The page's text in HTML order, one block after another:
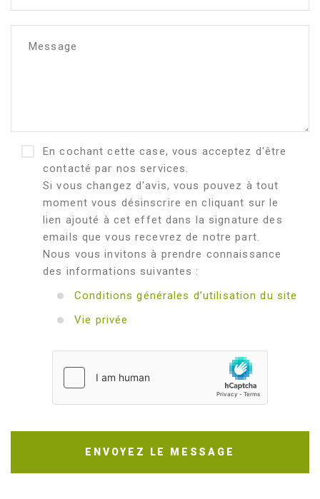
Message
En cochant cette case, vous acceptez d'être
contacté par nos services.
Si vous changez d'avis, vous pouvez à tout
moment vous désinscrire en cliquant sur le
lien ajouté à cet effet dans la signature des
emails que vous recevrez de notre part.
Nous vous invitons à prendre connaissance
des informations suivantes :
Conditions générales d’utilisation du site
Vie privée
ENVOYEZ LE MESSAGE